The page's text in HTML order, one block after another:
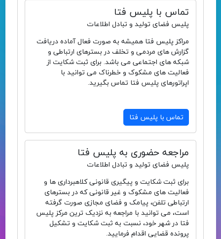
تماس با پلیس فتا
پلیس فضای تولید و تبادل اطلاعات
مراکز پلیس فتا همیشه به صورت فعال آماده دریافت
گزارش های مردمی و تخلف در بسترهای ارتباطی و
شبکه های اجتماعی می باشد. برای ثبت شکایت از
فعالیت های مشکوک و خطرناک می توانید با
اپراتورهای پلیس فتا تماس بگیرید.
تماس با پلیس فتا
مراجعه حضوری به پلیس فتا
پلیس فضای تولید و تبادل اطلاعات
برای ثبت شکایت و پیگیری قانونی کلاهبرداری ها و
فعالیت های مشکوک و غیر قانونی که در بسترهای
ارتباطی تلفن، پیامک و فضای مجازی صورت گرفته
است، می توانید با مراجعه به نزدیک ترین مرکز پلیس
فتا در شهر خود، نسبت به ثبت شکایت و تشکیل
پرونده قضایی اقدام فرمایید.